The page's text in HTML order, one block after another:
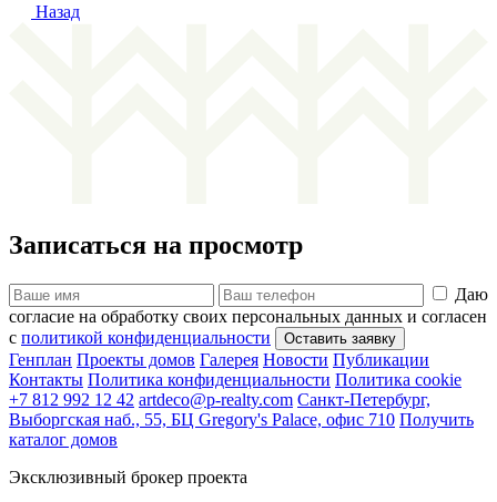
Назад
Записаться на просмотр
Даю
согласие на обработку своих персональных данных и согласен
с политикой конфиденциальности
Генплан Проекты домов Галерея Новости Публикации
Контакты Политика конфиденциальности Политика cookie
+7 812 992 12 42 artdeco@p-realty.com Санкт-Петербург,
Выборгская наб., 55, БЦ Gregory's Palace, офис 710 Получить
каталог домов
Эксклюзивный брокер проекта